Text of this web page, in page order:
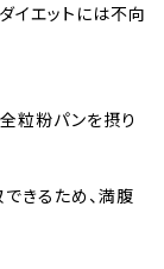
イエットには不向
粒粉パンを摂り
きるため、満腹